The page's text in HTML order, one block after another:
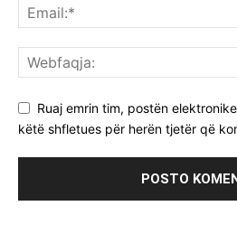
Ruaj emrin tim, postën
këtë shfletues për herën tjetër që